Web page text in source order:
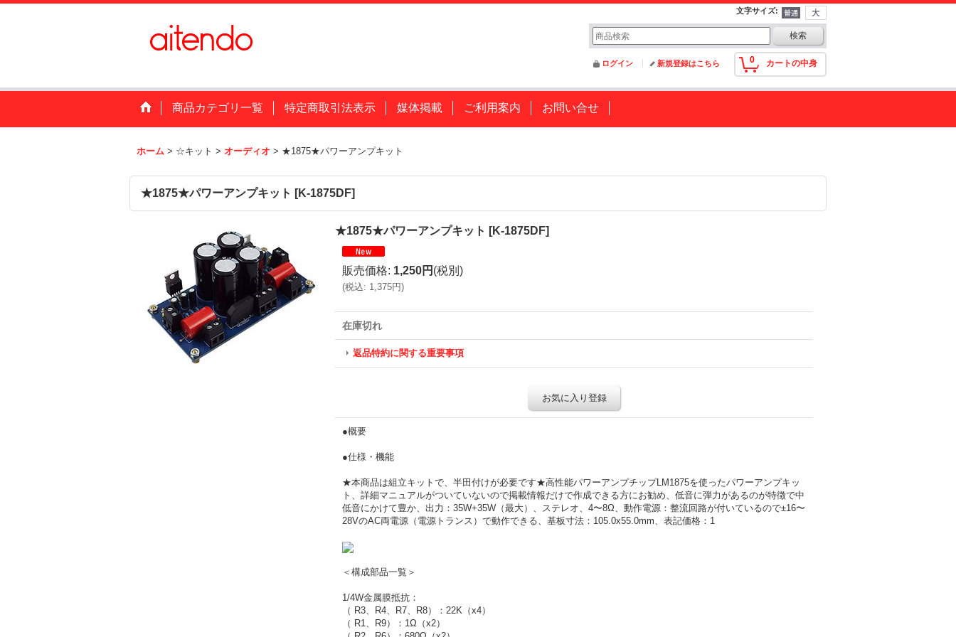
文字サイズ:
0 カートの中身
ログイン 新規登録はこちら
商品カテゴリ一覧 特定商取引法表示 媒体掲載 ご利用案内 お問い合せ
ホーム > ☆キット > オーディオ > ★1875★パワーアンプキット
★1875★パワーアンプキット [K-1875DF]
★1875★パワーアンプキット [K-1875DF]
販売価格: 1,250円 (税別)
(税込: 1,375円)
在庫切れ
返品特約に関する重要事項
お気に入り登録
●概要
●仕様・機能
★本商品は組立キットで、半田付けが必要です★高性能パワーアンプチップLM1875を使ったパワーアンプキッ
ト、詳細マニュアルがついていないので掲載情報だけで作成できる方にお勧め、低音に弾力があるのが特徴で中
低音にかけて豊か、出力：35W+35W（最大）、ステレオ、4〜8Ω、動作電源：整流回路が付いているので±16〜
28VのAC両電源（電源トランス）で動作できる、基板寸法：105.0x55.0mm、表記価格：1
＜構成部品一覧＞
1/4W金属膜抵抗：
（ R3、R4、R7、R8）：22K（x4）
（ R1、R9）：1Ω（x2）